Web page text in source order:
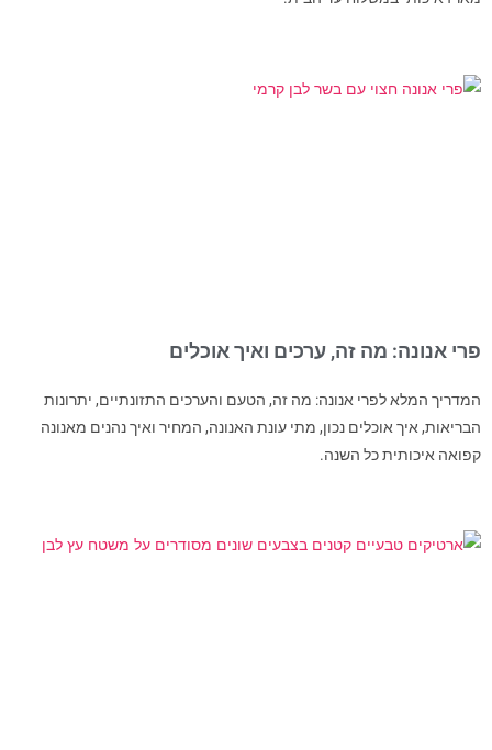
פרי אנונה: מה זה, ערכים ואיך אוכלים
המדריך המלא לפרי אנונה: מה זה, הטעם והערכים התזונתיים, יתרונות
הבריאות, איך אוכלים נכון, מתי עונת האנונה, המחיר ואיך נהנים מאנונה
קפואה איכותית כל השנה.